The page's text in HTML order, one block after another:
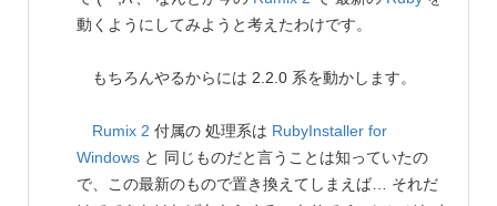
動くようにしてみようと考えたわけです。
もちろんやるからには 2.2.0 系を動かします。
Rumix 2 付属の 処理系は RubyInstaller for
Windows と 同じものだと言うことは知っていたの
で、この最新のもので置き換えてしまえば… それだ